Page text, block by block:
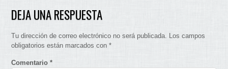
DEJA UNA RESPUESTA
Tu dirección de correo electrónico no será publicada. Los campos
obligatorios están marcados con*
Comentario*